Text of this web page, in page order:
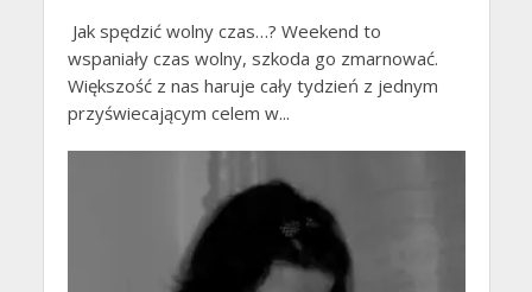
Jak spędzić wolny czas…? Weekend to
wspaniały czas wolny, szkoda go zmarnować.
Większość z nas haruje cały tydzień z jednym
przyświecającym celem w...